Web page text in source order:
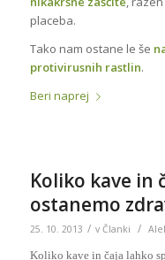
placeba.
Tako nam ostane le še
protivirusnih rastlin.
Beri naprej
Koliko kave in
ostanemo
25. 10. 2013 / v Članki /
Koliko kave in čaja lahko